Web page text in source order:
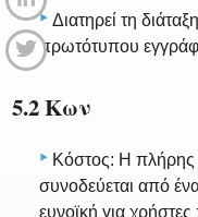
Διατηρεί τη
πρωτότυπου
5.2 Κων
Κόστος: Η πλήρης
συνοδεύεται από
ευνοϊκή για